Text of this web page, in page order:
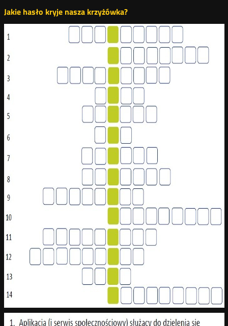
Jakie hasło kryje nasza krzyżówka?